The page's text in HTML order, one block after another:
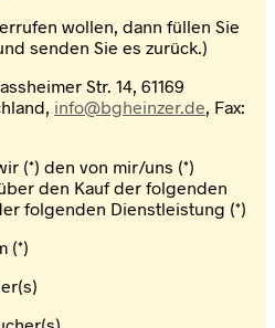
wollen, dann füllen Sie
senden Sie es zurück.)
Str. 14, 61169
info@bgheinzer.de, Fax:
(*) den von mir/uns (*)
den Kauf der folgenden
folgenden Dienstleistung (*)
(*)